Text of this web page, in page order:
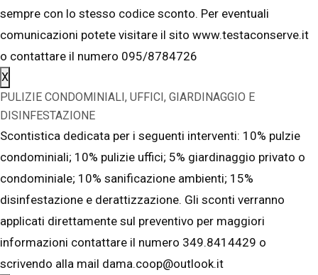
sempre con lo stesso codice sconto. Per eventuali
comunicazioni potete visitare il sito www.testaconserve.it
o contattare il numero 095/8784726
X
PULIZIE CONDOMINIALI, UFFICI, GIARDINAGGIO E
DISINFESTAZIONE
Scontistica dedicata per i seguenti interventi: 10% pulzie
condominiali; 10% pulizie uffici; 5% giardinaggio privato o
condominiale; 10% sanificazione ambienti; 15%
disinfestazione e derattizzazione. Gli sconti verranno
applicati direttamente sul preventivo per maggiori
informazioni contattare il numero 349.8414429 o
scrivendo alla mail dama.coop@outlook.it